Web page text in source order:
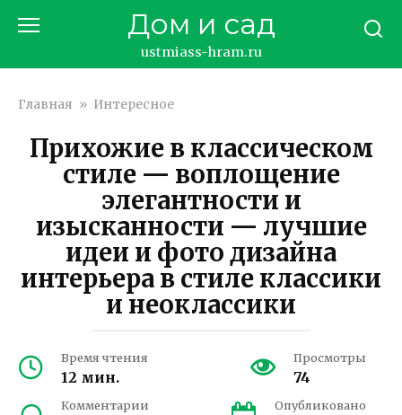
Дом и сад
ustmiass-hram.ru
Главная » Интересное
Прихожие в классическом
стиле — воплощение
элегантности и
изысканности — лучшие
идеи и фото дизайна
интерьера в стиле классики
и неоклассики
Время чтения
12 мин.
Просмотры
74
Комментарии Опубликовано